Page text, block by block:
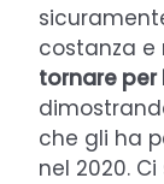
costanza e
tornare per
che gli ha
nel 2020.